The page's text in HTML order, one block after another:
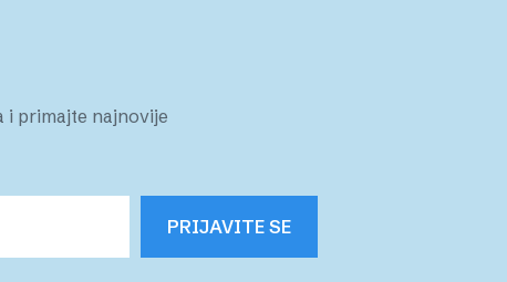
i primajte najnovije
PRIJAVITE SE